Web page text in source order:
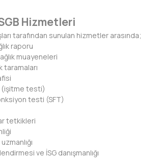
Hizmetleri
tarafından sunulan hizmetler arasında;
raporu
muayeneleri
taramaları
(işitme testi)
testi (SFT)
tetkikleri
ve İSG danışmanlığı